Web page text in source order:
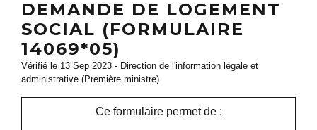
DEMANDE DE LOGEMENT
SOCIAL (FORMULAIRE
14069*05)
Vérifié le 13 Sep 2023 - Direction de l'information légale et
administrative (Première ministre)
Ce formulaire permet de :